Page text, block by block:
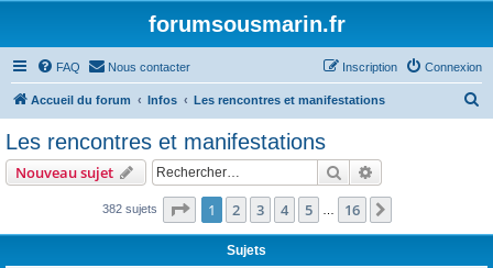
forumsousmarin.fr
FAQ Nous contacter Connexion
Inscription
Accueil du forum Infos Les rencontres et manifestations
Les rencontres et manifestations
Nouveau sujet Rechercher
382 sujets Page 1sur16
1 2 3 4 5 16
Sujets